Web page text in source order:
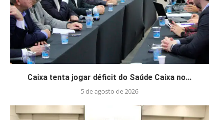
Caixa tenta jogar déficit do Saúde Caixa no...
5 de agosto de 2026